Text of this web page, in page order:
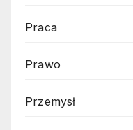
Praca
Prawo
Przemysł